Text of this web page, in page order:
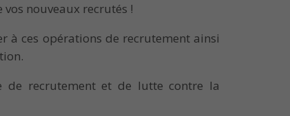
nouveaux recrutés !
à ces opérations de recrutement ainsi
de recrutement et de lutte contre la